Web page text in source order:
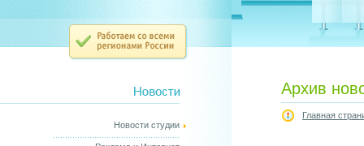
Новости студии
Архив
Главная